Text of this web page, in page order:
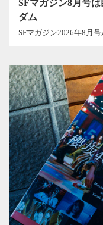
SFマガジン8月号
ダム
SFマガジン2026年8月